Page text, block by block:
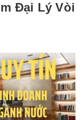
Đại Lý Vòi